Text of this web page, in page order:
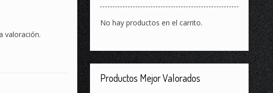
valoración.
No hay productos en el carrito.
Productos Mejor Valorados